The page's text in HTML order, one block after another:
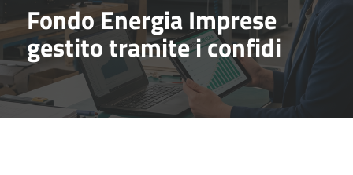
Fondo Energia Imprese
gestito tramite i confidi